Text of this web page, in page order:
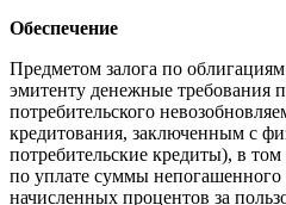
Обеспечение
Предметом залога по
эмитенту денежные требования
потребительского
кредитования, заключенным с
потребительские кредиты), в
по уплате суммы непогашенного
начисленных процентов за